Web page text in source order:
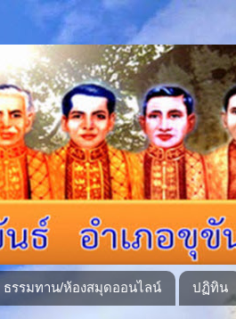
ธรรมทาน/ห้องสมุดออนไลน์ ปฏิทิน